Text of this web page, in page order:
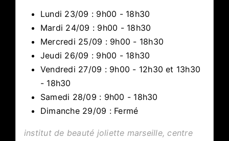
Lundi 23/09 : 9h00 - 18h30
Mardi 24/09 : 9h00 - 18h30
Mercredi 25/09 : 9h00 - 18h30
Jeudi 26/09 : 9h00 - 18h30
Vendredi 27/09 : 9h00 - 12h30 et 13h30
- 18h30
Samedi 28/09 : 9h00 - 18h30
Dimanche 29/09 : Fermé
institut de beauté joliette marseille, centre